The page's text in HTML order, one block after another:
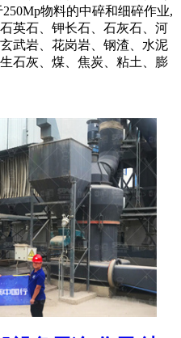
物料的中碎和细碎作业,
英石、钾长石、石灰石、河
武岩、花岗岩、钢渣、水泥
石灰、煤、焦炭、粘土、膨